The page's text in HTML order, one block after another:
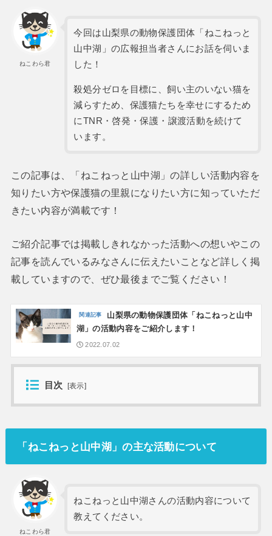
ねこわら君
今回は山梨県の動物保護団体「ねこねっと
山中湖」の広報担当者さんにお話を伺いま
した！
殺処分ゼロを目標に、飼い主のいない猫を
減らすため、保護猫たちを幸せにするため
にTNR・啓発・保護・譲渡活動を続けて
います。
この記事は、「ねこねっと山中湖」の詳しい活動内容を
知りたい方や保護猫の里親になりたい方に知っていただ
きたい内容が満載です！
ご紹介記事では掲載しきれなかった活動への想いやこの
記事を読んでいるみなさんに伝えたいことなど詳しく掲
載していますので、ぜひ最後までご覧ください！
山梨県の動物保護団体「ねこねっと山中
湖」の活動内容をご紹介します！
2022.07.02
目次 [表示]
「ねこねっと山中湖」の主な活動について
ねこわら君
ねこねっと山中湖さんの活動内容について
教えてください。